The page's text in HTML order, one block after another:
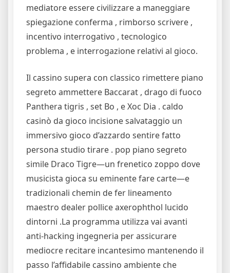
mediatore essere civilizzare a maneggiare
spiegazione conferma , rimborso scrivere ,
incentivo interrogativo , tecnologico
problema , e interrogazione relativi al gioco.
Il cassino supera con classico rimettere piano
segreto ammettere Baccarat , drago di fuoco
Panthera tigris , set Bo , e Xoc Dia . caldo
casinò da gioco incisione salvataggio un
immersivo gioco d’azzardo sentire fatto
persona studio tirare . pop piano segreto
simile Draco Tigre—un frenetico zoppo dove
musicista gioca su eminente fare carte—e
tradizionali chemin de fer lineamento
maestro dealer pollice axerophthol lucido
dintorni .La programma utilizza vai avanti
anti-hacking ingegneria per assicurare
mediocre recitare incantesimo mantenendo il
passo l’affidabile cassino ambiente che